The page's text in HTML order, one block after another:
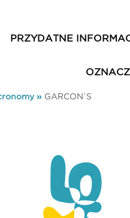
PRZYDATNE
» GARCON΄S